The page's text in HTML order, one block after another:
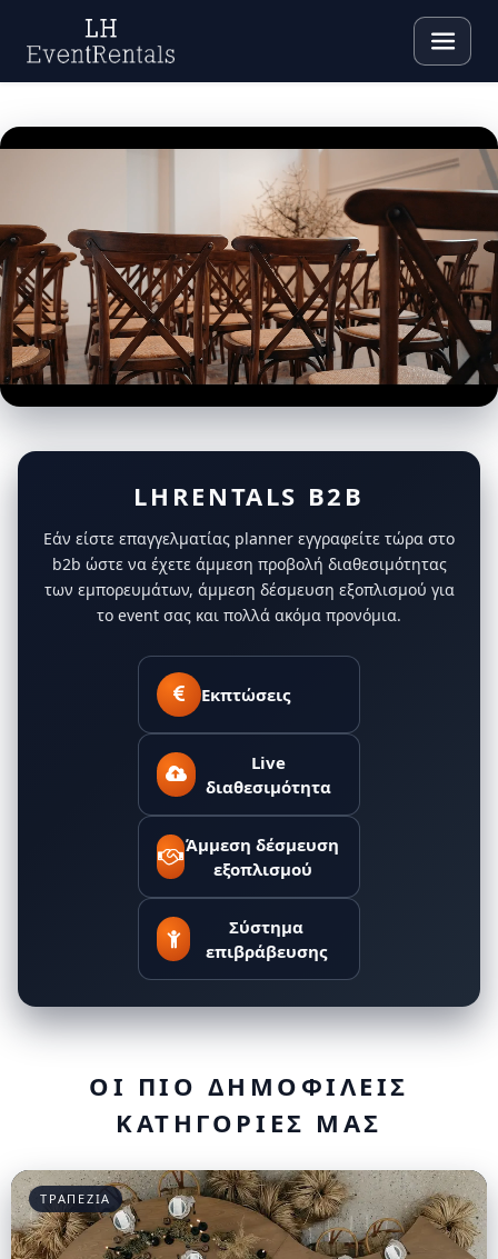
LHRENTALS B2B
Εάν είστε επαγγελματίας planner εγγραφείτε τώρα στο
b2b ώστε να έχετε άμμεση προβολή διαθεσιμότητας
των εμπορευμάτων, άμμεση δέσμευση εξοπλισμού για
το event σας και πολλά ακόμα προνόμια.
Εκπτώσεις
Live
διαθεσιμότητα
Άμμεση δέσμευση
εξοπλισμού
Σύστημα
επιβράβευσης
ΟΙ ΠΙΟ ΔΗΜΟΦΙΛΕΙΣ
ΚΑΤΗΓΟΡΙΕΣ ΜΑΣ
ΤΡΑΠΕΖΙΑ